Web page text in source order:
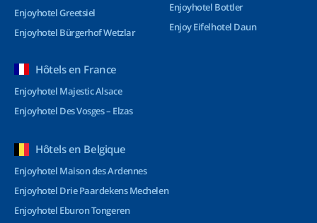
Enjoyhotel Greetsiel
Enjoyhotel Bürgerhof Wetzlar
Enjoyhotel Bottler
Enjoy Eifelhotel Daun
Hôtels en France
Enjoyhotel Majestic Alsace
Enjoyhotel Des Vosges – Elzas
Hôtels en Belgique
Enjoyhotel Maison des Ardennes
Enjoyhotel Drie Paardekens Mechelen
Enjoyhotel Eburon Tongeren